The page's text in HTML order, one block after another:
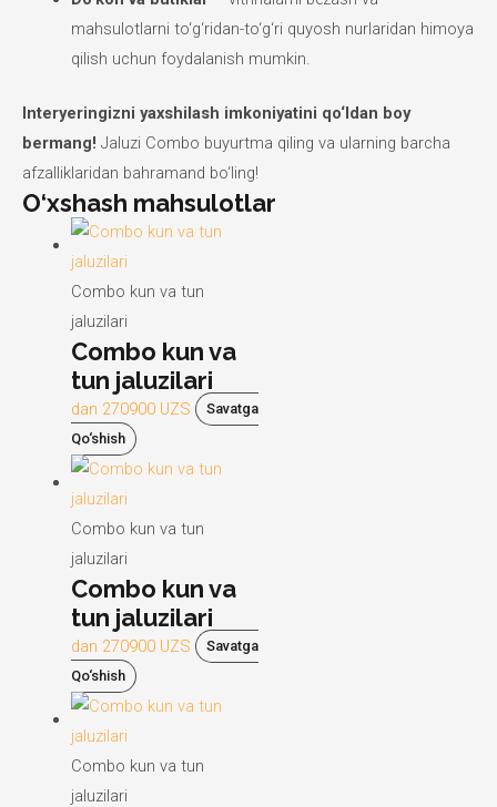
mahsulotlarni to‘g‘ridan-to‘g‘ri quyosh nurlaridan himoya
qilish uchun foydalanish mumkin.
Interyeringizni yaxshilash imkoniyatini qo‘ldan boy
bermang! Jaluzi Combo buyurtma qiling va ularning barcha
afzalliklaridan bahramand bo‘ling!
O‘xshash mahsulotlar
Combo kun va tun
jaluzilari
Combo kun va
tun jaluzilari
dan 270900 UZS
Savatga
Qo‘shish
Combo kun va tun
jaluzilari
Combo kun va
tun jaluzilari
dan 270900 UZS
Savatga
Qo‘shish
Combo kun va tun
jaluzilari